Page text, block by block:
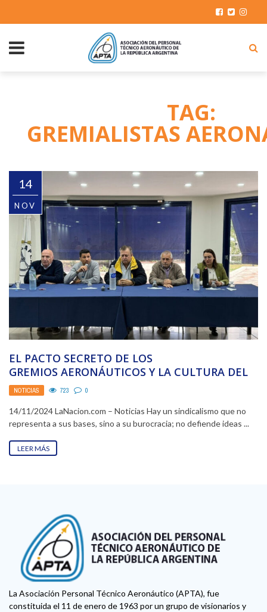
TAG:
GREMIALISTAS
14
NOV
EL PACTO SECRETO DE LOS
GREMIOS AERONÁUTICOS Y LA CULTURA DEL
APRIETE
NOTICIAS 723 0
14/11/2024 LaNacion.com – Noticias Hay un sindicalismo que no
representa a sus bases, sino a su burocracia; no defiende ideas ...
LEER MÁS
La Asociación Personal Técnico Aeronáutico (APTA), fue
constituida el 11 de enero de 1963 por un grupo de visionarios y